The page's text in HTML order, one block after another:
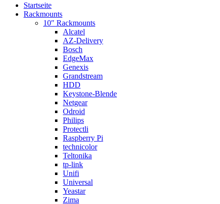
Startseite
Rackmounts
10″ Rackmounts
Alcatel
AZ-Delivery
Bosch
EdgeMax
Genexis
Grandstream
HDD
Keystone-Blende
Netgear
Odroid
Philips
Protectli
Raspberry Pi
technicolor
Teltonika
tp-link
Unifi
Universal
Yeastar
Zima